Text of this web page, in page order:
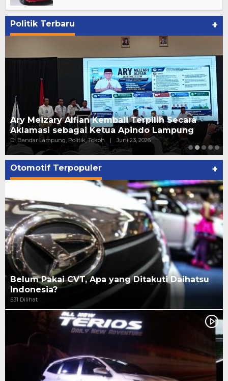
Politik Terbaru +
Ary Meizary Alfian Kembali Terpilih Secara
Aklamasi sebagai Ketua Apindo Lampung
Di Bandar Lampung, Politik, Tokoh | Juni 23, 2026
Otomotif Terpopuler +
Belum Pakai CVT, Apa yang Ditakuti Daihatsu
Indonesia?
531 Dilihat